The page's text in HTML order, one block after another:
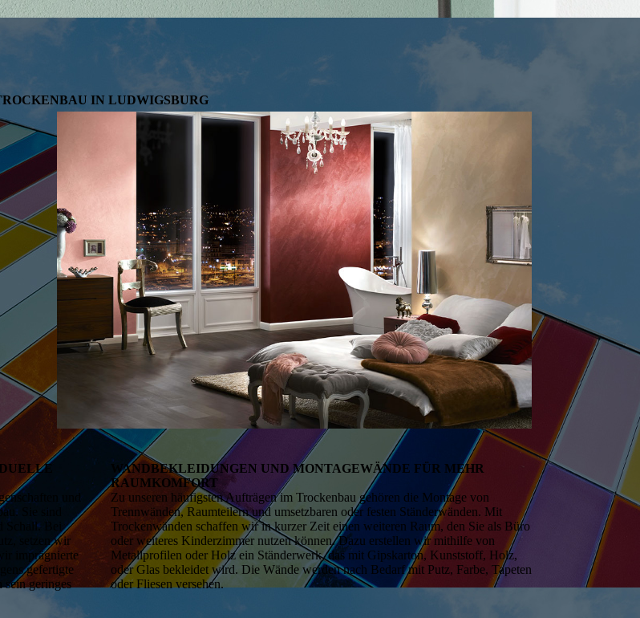
IN LUDWIGSBURG
und
Sie sind
Bei
setzen wir
imprägnierte
gefertigte
geringes
WANDBEKLEIDUNGEN UND MONTAGEWÄNDE FÜR MEHR
RAUMKOMFORT
Zu unseren häufigsten Aufträgen im Trockenbau gehören die Montage von
Trennwänden, Raumteilern und umsetzbaren oder festen Ständerwänden. Mit
Trockenwänden schaffen wir in kurzer Zeit einen weiteren Raum, den Sie als Büro
oder weiteres Kinderzimmer nutzen können. Dazu erstellen wir mithilfe von
Metallprofilen oder Holz ein Ständerwerk, das mit Gipskarton, Kunststoff, Holz,
oder Glas bekleidet wird. Die Wände werden nach Bedarf mit Putz, Farbe, Tapeten
oder Fliesen versehen.